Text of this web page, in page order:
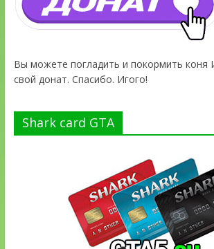
Вы можете погладить и покормить коня
свой донат. Спасибо. Игого!
Shark card GTA